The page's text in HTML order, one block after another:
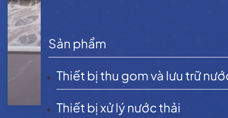
Sản phẩm
Thiết bị thu gom và lưu trữ
Thiết bị xử lý nước thải